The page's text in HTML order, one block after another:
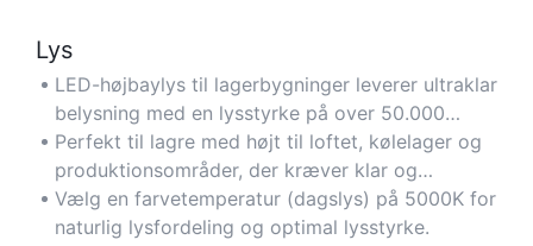
Lys
LED-højbaylys til lagerbygninger leverer ultraklar
belysning med en lysstyrke på over 50.000
lumen, hvilket eliminerer skygger og sikrer jævn
dækning i store rum.
Perfekt til lagre med højt til loftet, kølelager og
produktionsområder, der kræver klar og
blændfri udsyn.
Vælg en farvetemperatur (dagslys) på 5000K for
naturlig lysfordeling og optimal lysstyrke.